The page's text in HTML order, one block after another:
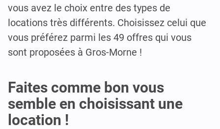
vous avez le choix entre des types de
locations très différents. Choisissez celui que
vous préférez parmi les 49 offres qui vous
sont proposées à Gros-Morne !
Faites comme bon vous
semble en choisissant une
location !